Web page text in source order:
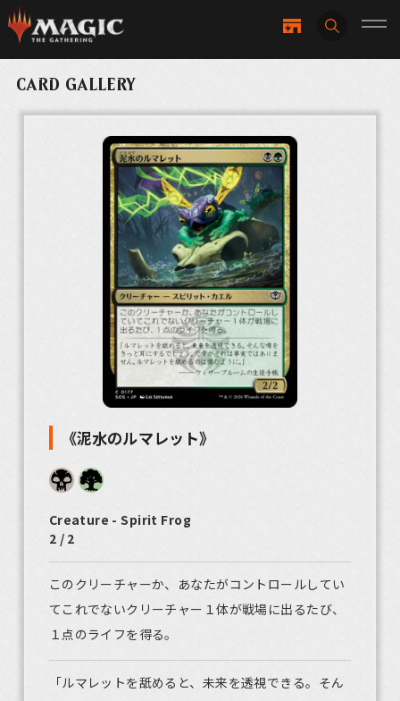
CARD GALLERY
《泥水のルマレット》
Creature - Spirit Frog
2 / 2
このクリーチャーか、あなたがコントロールしてい
てこれでないクリーチャー１体が戦場に出るたび、
１点のライフを得る。
「ルマレットを舐めると、未来を透視できる。そん